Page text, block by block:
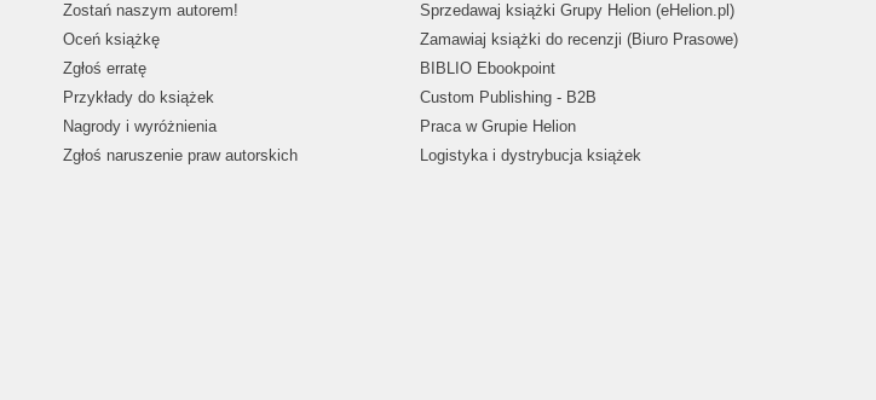
Zostań naszym autorem!
Oceń książkę
Zgłoś erratę
Przykłady do książek
Nagrody i wyróżnienia
Zgłoś naruszenie praw autorskich
Sprzedawaj książki Grupy Helion (eHelion.pl)
Zamawiaj książki do recenzji (Biuro Prasowe)
BIBLIO Ebookpoint
Custom Publishing - B2B
Praca w Grupie Helion
Logistyka i dystrybucja książek